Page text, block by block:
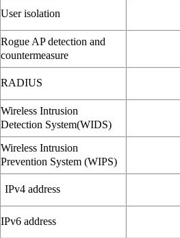
User isolation
Rogue AP detection and
countermeasure
RADIUS
Wireless Intrusion
Detection System(WIDS)
Wireless Intrusion
Prevention System (WIPS)
IPv4 address
IPv6 address